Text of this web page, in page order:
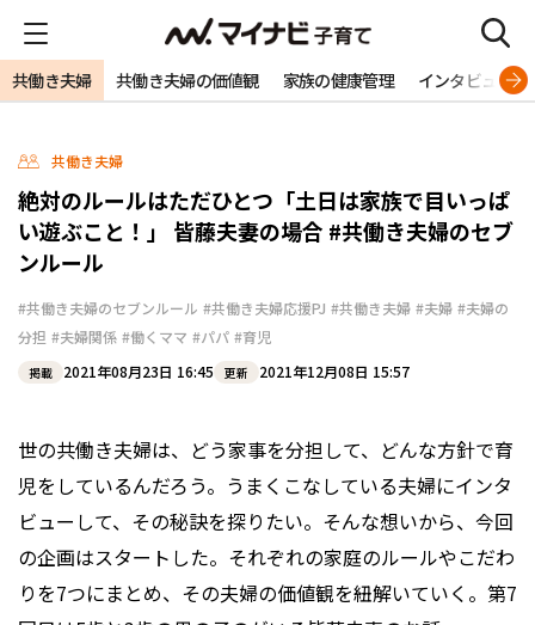
共働き夫婦 共働き夫婦の価値観 家族の健康管理 インタビュー
共働き夫婦
絶対のルールはただひとつ「土日は家族で目いっぱ
い遊ぶこと！」 皆藤夫妻の場合 #共働き夫婦のセブ
ンルール
#共働き夫婦のセブンルール #共働き夫婦応援PJ #共働き夫婦 #夫婦 #夫婦の
分担 #夫婦関係 #働くママ #パパ #育児
掲載 2021年08月23日 16:45 更新 2021年12月08日 15:57
世の共働き夫婦は、どう家事を分担して、どんな方針で育
児をしているんだろう。うまくこなしている夫婦にインタ
ビューして、その秘訣を探りたい。そんな想いから、今回
の企画はスタートした。それぞれの家庭のルールやこだわ
りを7つにまとめ、その夫婦の価値観を紐解いていく。第7